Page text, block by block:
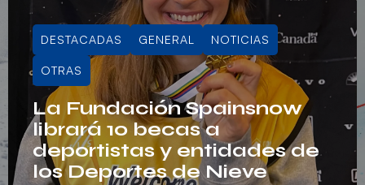
DESTACADAS GENERAL NOTICIAS
OTRAS
La Fundación Spainsnow
librará 10 becas a
deportistas y entidades de
los Deportes de Nieve